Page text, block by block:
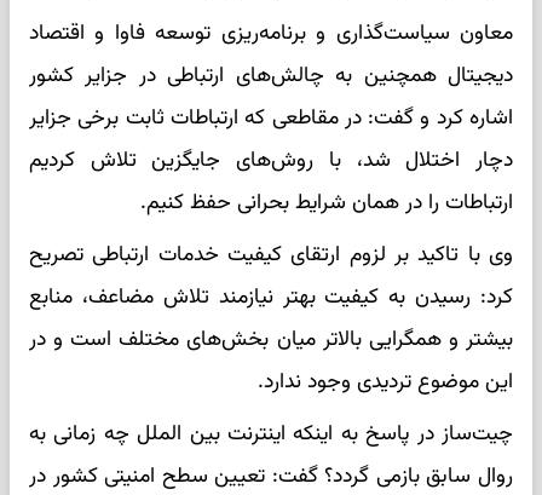
معاون سیاست‌گذاری و برنامه‌ریزی توسعه فاوا و اقتصاد
دیجیتال همچنین به چالش‌های ارتباطی در جزایر کشور
اشاره کرد و گفت: در مقاطعی که ارتباطات ثابت برخی جزایر
دچار اختلال شد، با روش‌های جایگزین تلاش کردیم
ارتباطات را در همان شرایط بحرانی حفظ کنیم.
وی با تاکید بر لزوم ارتقای کیفیت خدمات ارتباطی تصریح
کرد: رسیدن به کیفیت بهتر نیازمند تلاش مضاعف، منابع
بیشتر و همگرایی بالاتر میان بخش‌های مختلف است و در
این موضوع تردیدی وجود ندارد.
چیت‌ساز در پاسخ به اینکه اینترنت بین الملل چه زمانی به
روال سابق بازمی گردد؟ گفت: تعیین سطح امنیتی کشور در